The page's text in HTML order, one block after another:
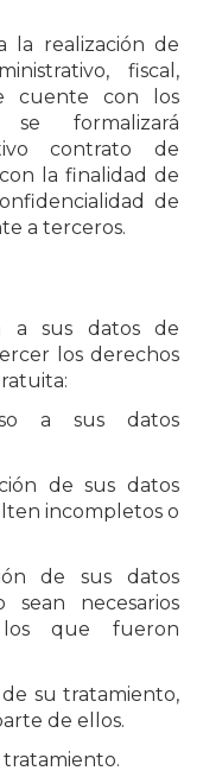
la realización de
fiscal,
cuente con los
formalizará
contrato de
la finalidad de
de
a terceros.
a sus datos de
los derechos
a sus datos
de sus datos
incompletos o
de sus datos
sean necesarios
que fueron
su tratamiento,
de ellos.
tratamiento.